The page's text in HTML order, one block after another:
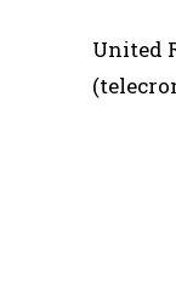
United